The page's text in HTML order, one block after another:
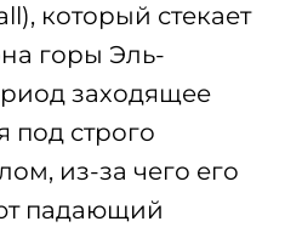
который стекает
горы Эль-
заходящее
под строго
из-за чего его
падающий